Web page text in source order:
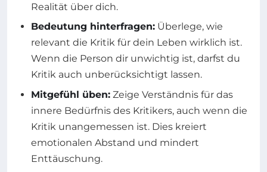
Realität über dich.
Bedeutung hinterfragen: Überlege, wie
relevant die Kritik für dein Leben wirklich ist.
Wenn die Person dir unwichtig ist, darfst du
Kritik auch unberücksichtigt lassen.
Mitgefühl üben: Zeige Verständnis für das
innere Bedürfnis des Kritikers, auch wenn die
Kritik unangemessen ist. Dies kreiert
emotionalen Abstand und mindert
Enttäuschung.